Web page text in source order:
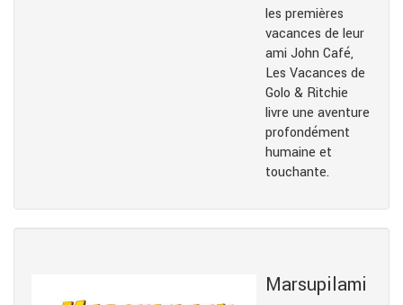
les premières
vacances de leur
ami John Café,
Les Vacances de
Golo & Ritchie
livre une aventure
profondément
humaine et
touchante.
Marsupilami